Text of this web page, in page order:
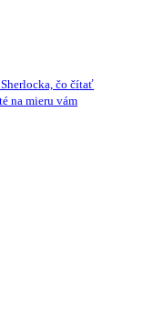
čo čítať
na mieru vám